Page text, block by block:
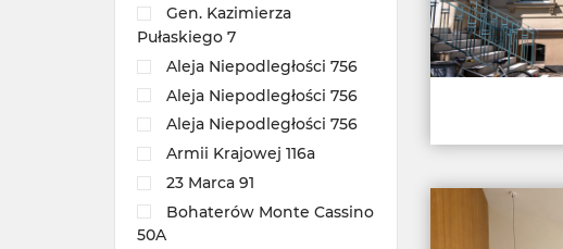
Gen. Kazimierza
Pułaskiego 7
Aleja Niepodległości 756
Aleja Niepodległości 756
Aleja Niepodległości 756
Armii Krajowej 116a
23 Marca 91
Bohaterów Monte Cassino
50A